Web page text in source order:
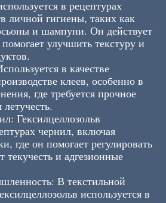
в рецептурах
личной гигиены, таких как
и шампуни. Он действует
улучшить текстуру и
в качестве
клеев, особенно в
где требуется прочное
Гексилцеллозольв
чернил, включая
где он помогает регулировать
текучесть и адгезионные
В текстильной
используется в